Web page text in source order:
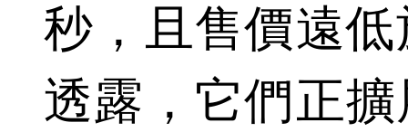
秒，且售價遠
透露，它們正